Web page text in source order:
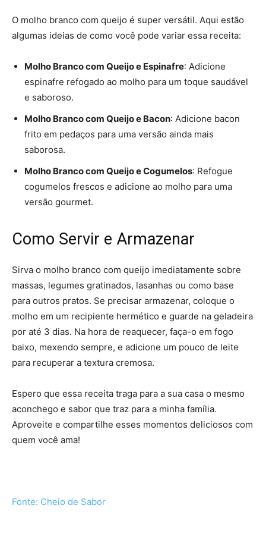
O molho branco com queijo é super versátil. Aqui estão
algumas ideias de como você pode variar essa receita:
Molho Branco com Queijo e Espinafre: Adicione
espinafre refogado ao molho para um toque saudável
e saboroso.
Molho Branco com Queijo e Bacon: Adicione bacon
frito em pedaços para uma versão ainda mais
saborosa.
Molho Branco com Queijo e Cogumelos: Refogue
cogumelos frescos e adicione ao molho para uma
versão gourmet.
Como Servir e Armazenar
Sirva o molho branco com queijo imediatamente sobre
massas, legumes gratinados, lasanhas ou como base
para outros pratos. Se precisar armazenar, coloque o
molho em um recipiente hermético e guarde na geladeira
por até 3 dias. Na hora de reaquecer, faça-o em fogo
baixo, mexendo sempre, e adicione um pouco de leite
para recuperar a textura cremosa.
Espero que essa receita traga para a sua casa o mesmo
aconchego e sabor que traz para a minha família.
Aproveite e compartilhe esses momentos deliciosos com
quem você ama!
Fonte: Cheio de Sabor